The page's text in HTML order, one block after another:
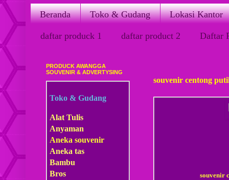
Beranda Toko & Gudang Lokasi Kantor
daftar produck 1 daftar product 2 Daftar
souvenir centong
souvenir
PRODUCK AWANGGA
SOUVENIR & ADVERTYSING
Toko & Gudang
Alat Tulis
Anyaman
Aneka souvenir
Aneka tas
Bambu
Bros